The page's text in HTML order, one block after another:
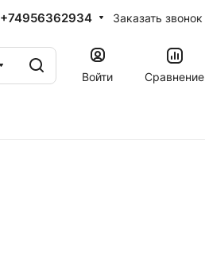
+74956362934 Заказать звонок
Войти
Сравнение